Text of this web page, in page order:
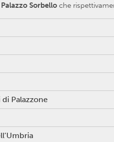
Palazzo Sorbello che
Palazzone